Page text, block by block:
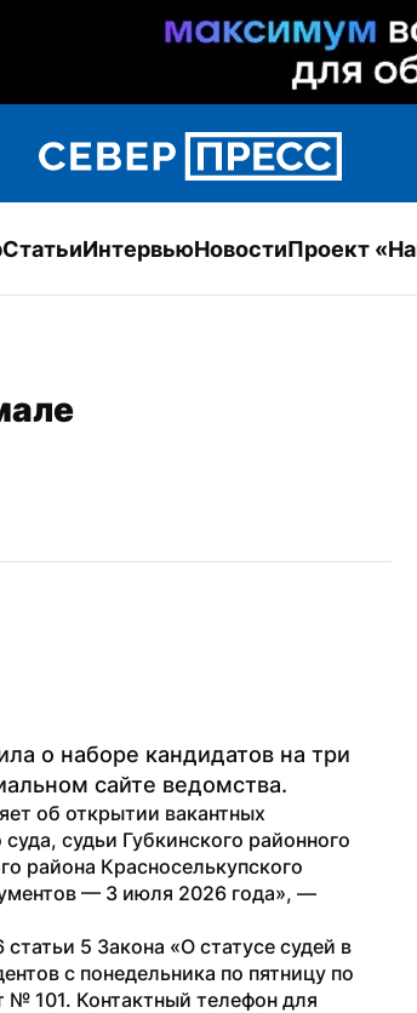
СтатьиИнтервьюНовостиПроект
о наборе кандидатов на три
сайте ведомства.
об открытии вакантных
судьи Губкинского районного
района Красноселькупского
— 3 июля 2026 года», —
5 Закона «О статусе судей в
с понедельника по пятницу по
№ 101. Контактный телефон для